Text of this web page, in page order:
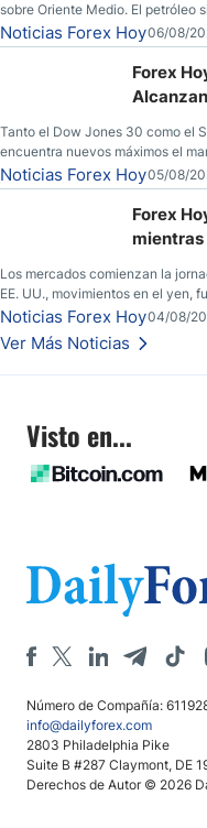
sobre Oriente Medio. El petróleo
fortaleza y los operadores
Estados Unidos.
Noticias Forex Hoy06/08/
Forex
Tanto el Dow Jones 30 como el
encuentra nuevos máximos el
llamadas de ganancias; el
nuevas esperanzas; el dólar
frente al yen; el peso mexicano
Noticias Forex Hoy05/08/
Forex
mientras
Los mercados comienzan la
EE. UU., movimientos en el yen,
de seguridad en Bitcoin y nuevas
Noticias Forex Hoy04/08/
Ver Más Noticias
Visto en...
Número de Compañía:
info@dailyforex.com
2803 Philadelphia Pike
Suite B #287 Claymont, DE
Derechos de Autor © 2026